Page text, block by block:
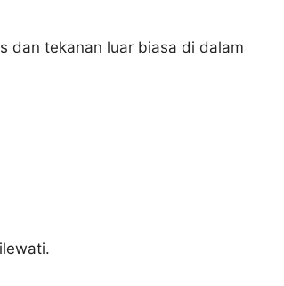
dan tekanan luar biasa di dalam